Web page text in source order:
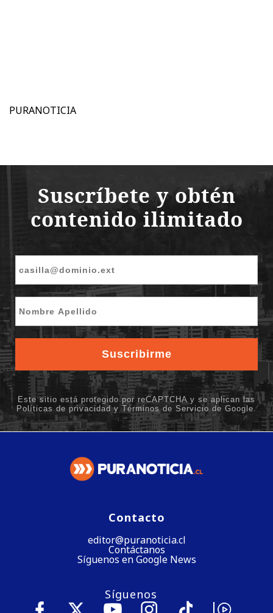
PURANOTICIA
Contacto
editor@puranoticia.cl
Contáctanos
Síguenos en Google News
Síguenos